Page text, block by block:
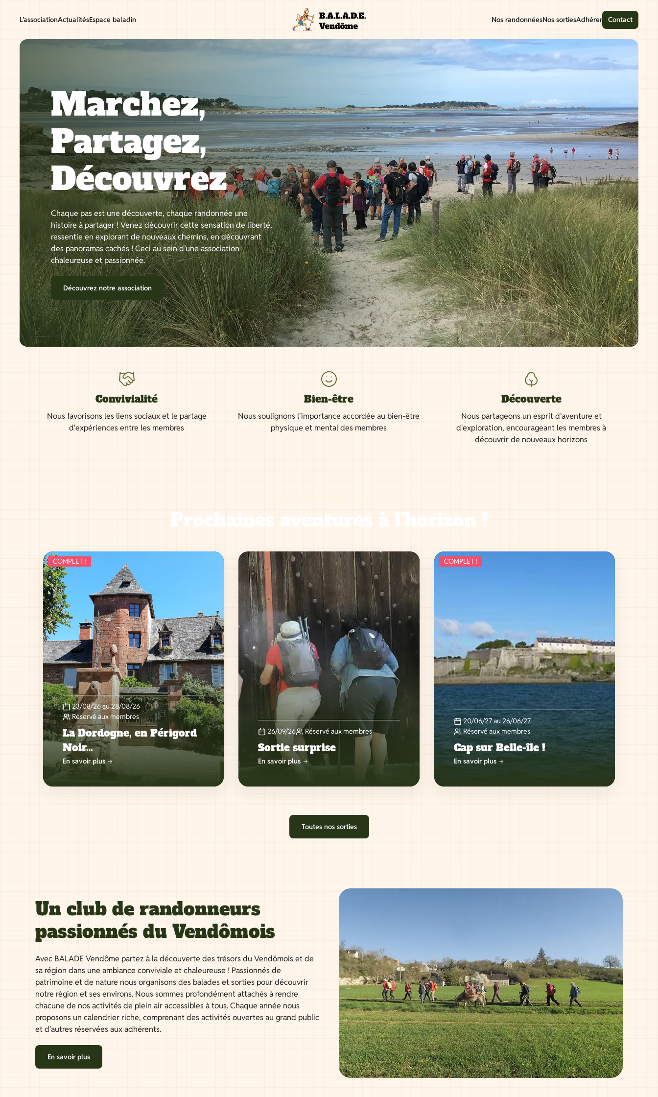
L’associationActualitésEspace baladin Nos randonnéesNos sortiesAdhérer Contact
Marchez,
Partagez,
Découvrez
Chaque pas est une découverte, chaque randonnée une
histoire à partager ! Venez découvrir cette sensation de liberté,
ressentie en explorant de nouveaux chemins, en découvrant
des panoramas cachés ! Ceci au sein d’une association
chaleureuse et passionnée.
Découvrez notre association
Convivialité
Nous favorisons les liens sociaux et le partage
d'expériences entre les membres
Bien-être
Nous soulignons l'importance accordée au bien-être
physique et mental des membres
Découverte
Nous partageons un esprit d'aventure et
d'exploration, encourageant les membres à
découvrir de nouveaux horizons
Prochaines aventures à l'horizon !
COMPLET !
23/08/26 au 28/08/26
Réservé aux membres
La Dordogne, en Périgord
Noir…
En savoir plus
26/09/26 Réservé aux membres
Sortie surprise
En savoir plus
COMPLET !
20/06/27 au 26/06/27
Réservé aux membres
Cap sur Belle-île !
En savoir plus
Toutes nos sorties
Un club de randonneurs
passionnés du Vendômois
Avec BALADE Vendôme partez à la découverte des trésors du Vendômois et de
sa région dans une ambiance conviviale et chaleureuse ! Passionnés de
patrimoine et de nature nous organisons des balades et sorties pour découvrir
notre région et ses environs. Nous sommes profondément attachés à rendre
chacune de nos activités de plein air accessibles à tous. Chaque année nous
proposons un calendrier riche, comprenant des activités ouvertes au grand public
et d'autres réservées aux adhérents.
En savoir plus